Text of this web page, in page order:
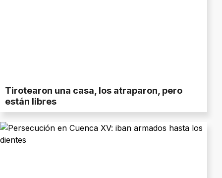
Tirotearon una casa, los atraparon, pero
están libres